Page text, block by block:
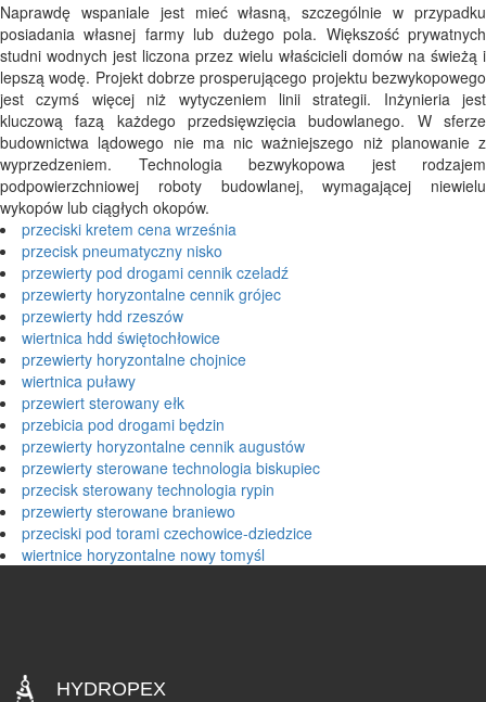
Naprawdę wspaniale jest mieć własną, szczególnie w przypadku
posiadania własnej farmy lub dużego pola. Większość prywatnych
studni wodnych jest liczona przez wielu właścicieli domów na świeżą i
lepszą wodę. Projekt dobrze prosperującego projektu bezwykopowego
jest czymś więcej niż wytyczeniem linii strategii. Inżynieria jest
kluczową fazą każdego przedsięwzięcia budowlanego. W sferze
budownictwa lądowego nie ma nic ważniejszego niż planowanie z
wyprzedzeniem. Technologia bezwykopowa jest rodzajem
podpowierzchniowej roboty budowlanej, wymagającej niewielu
wykopów lub ciągłych okopów.
przeciski kretem cena września
przecisk pneumatyczny nisko
przewierty pod drogami cennik czeladź
przewierty horyzontalne cennik grójec
przewierty hdd rzeszów
wiertnica hdd świętochłowice
przewierty horyzontalne chojnice
wiertnica puławy
przewiert sterowany ełk
przebicia pod drogami będzin
przewierty horyzontalne cennik augustów
przewierty sterowane technologia biskupiec
przecisk sterowany technologia rypin
przewierty sterowane braniewo
przeciski pod torami czechowice-dziedzice
wiertnice horyzontalne nowy tomyśl
HYDROPEX